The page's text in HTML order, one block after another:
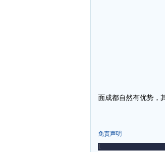
面成都自然有优势，
免责声明